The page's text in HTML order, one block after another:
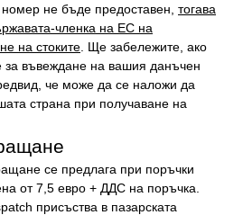
не бъде предоставен, тогава
членка на ЕС на
на стоките . Ще забележите, ако
за въвеждане на вашия данъчен
че може да се наложи да
страна при получаване на
се предлага при поръчки
от 7,5 евро + ДДС на поръчка.
присъства в пазарската